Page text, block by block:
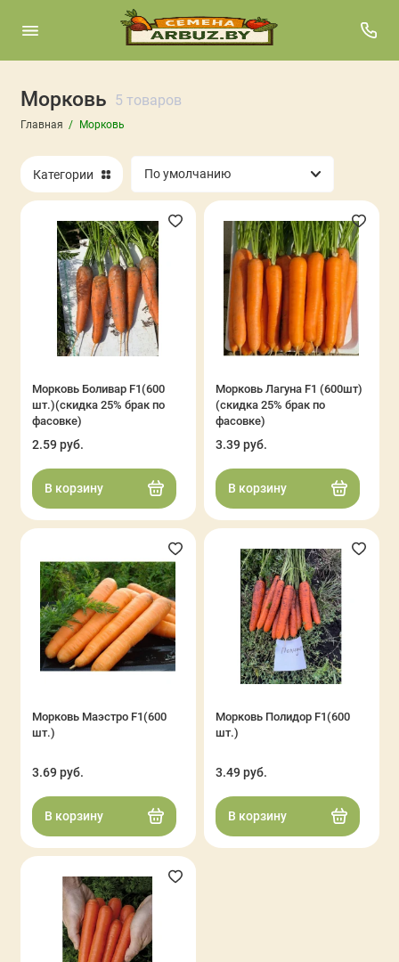
Морковь 5 товаров
Главная Морковь
Категории
Морковь Боливар F1(600
шт.)(скидка 25% брак по
фасовке)
2.59 руб.
В корзину
Морковь Лагуна F1 (600шт)
(скидка 25% брак по
фасовке)
3.39 руб.
В корзину
Морковь Маэстро F1(600
шт.)
3.69 руб.
В корзину
Морковь Полидор F1(600
шт.)
3.49 руб.
В корзину